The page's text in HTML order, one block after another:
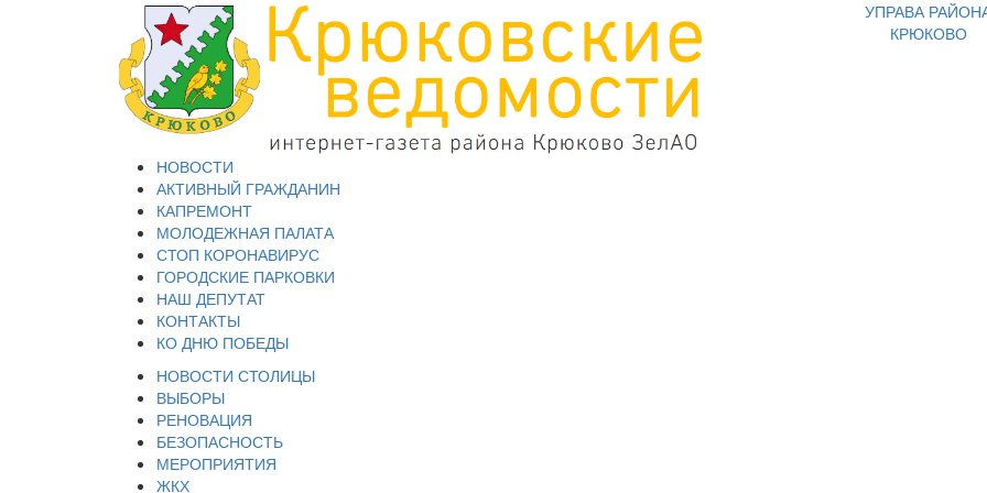
УПРАВА
КРЮКОВО
НОВОСТИ
АКТИВНЫЙ ГРАЖДАНИН
КАПРЕМОНТ
МОЛОДЕЖНАЯ ПАЛАТА
СТОП КОРОНАВИРУС
ГОРОДСКИЕ ПАРКОВКИ
НАШ ДЕПУТАТ
КОНТАКТЫ
КО ДНЮ ПОБЕДЫ
НОВОСТИ СТОЛИЦЫ
ВЫБОРЫ
РЕНОВАЦИЯ
БЕЗОПАСНОСТЬ
МЕРОПРИЯТИЯ
ЖКХ